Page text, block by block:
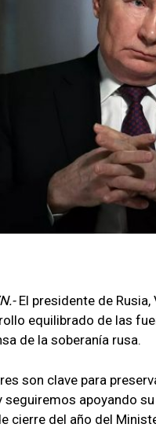
El presidente de
equilibrado de las
de la soberanía rusa.
son clave para
seguiremos apoyando
cierre del año del